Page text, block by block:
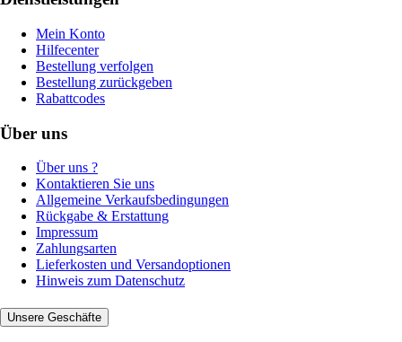
Mein Konto
Hilfecenter
Bestellung verfolgen
Bestellung zurückgeben
Rabattcodes
Über uns
Über uns ?
Kontaktieren Sie uns
Allgemeine Verkaufsbedingungen
Rückgabe & Erstattung
Impressum
Zahlungsarten
Lieferkosten und Versandoptionen
Hinweis zum Datenschutz
Unsere Geschäfte